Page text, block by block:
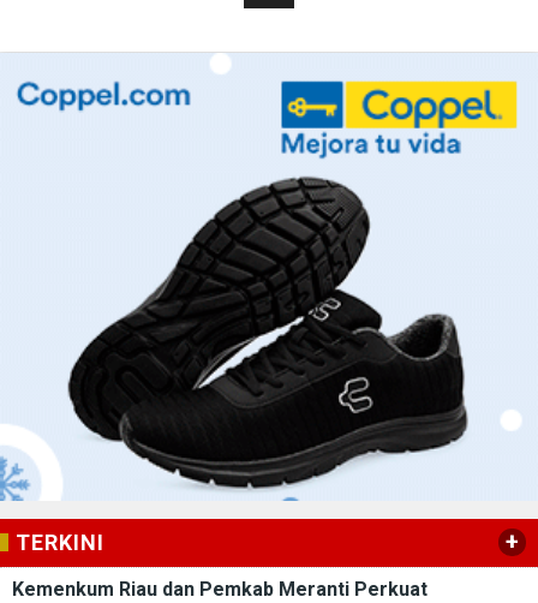
TERKINI +
Kemenkum Riau dan Pemkab Meranti Perkuat